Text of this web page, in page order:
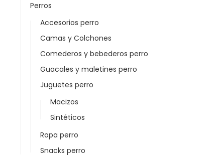
Perros
Accesorios perro
Camas y Colchones
Comederos y bebederos perro
Guacales y maletines perro
Juguetes perro
Macizos
Sintéticos
Ropa perro
Snacks perro